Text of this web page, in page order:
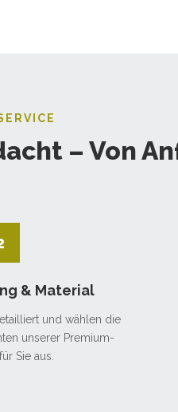
– Von
& Material
und wählen die
unserer Premium-
Sie aus.